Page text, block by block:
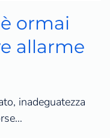
ormai
allarme
inadeguatezza